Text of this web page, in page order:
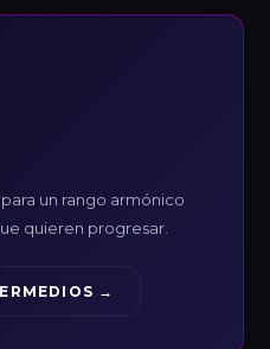
un rango armónico
quieren progresar.
→